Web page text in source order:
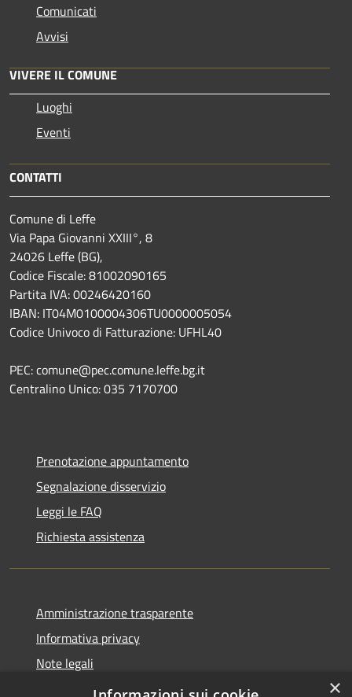
Comunicati
Avvisi
VIVERE IL COMUNE
Luoghi
Eventi
CONTATTI
Comune di Leffe
Via Papa Giovanni XXIII°, 8
24026 Leffe (BG),
Codice Fiscale: 81002090165
Partita IVA: 00246420160
IBAN: IT04M0100004306TU0000005054
Codice Univoco di Fatturazione: UFHL40
PEC: comune@pec.comune.leffe.bg.it
Centralino Unico: 035 7170700
Prenotazione appuntamento
Segnalazione disservizio
Leggi le FAQ
Richiesta assistenza
Amministrazione trasparente
Informativa privacy
Note legali
Dichiarazione di accessibilità
×